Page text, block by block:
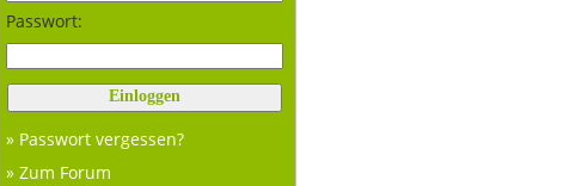
Passwort:
» Passwort vergessen?
» Zum Forum